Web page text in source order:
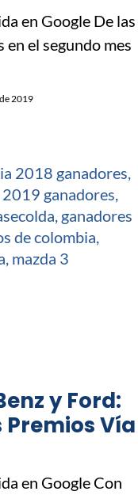
en Google De las
el segundo mes
2019
y Ford:
Vía
en Google Con